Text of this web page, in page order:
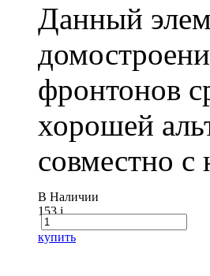
Данный
фронтонов
хорошей
совместно с
В Наличии
153i
купить